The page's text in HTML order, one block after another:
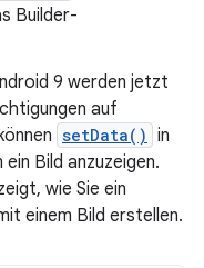
Builder-
9 werden jetzt
auf
setData() in
Bild anzuzeigen.
wie Sie ein
einem Bild erstellen.